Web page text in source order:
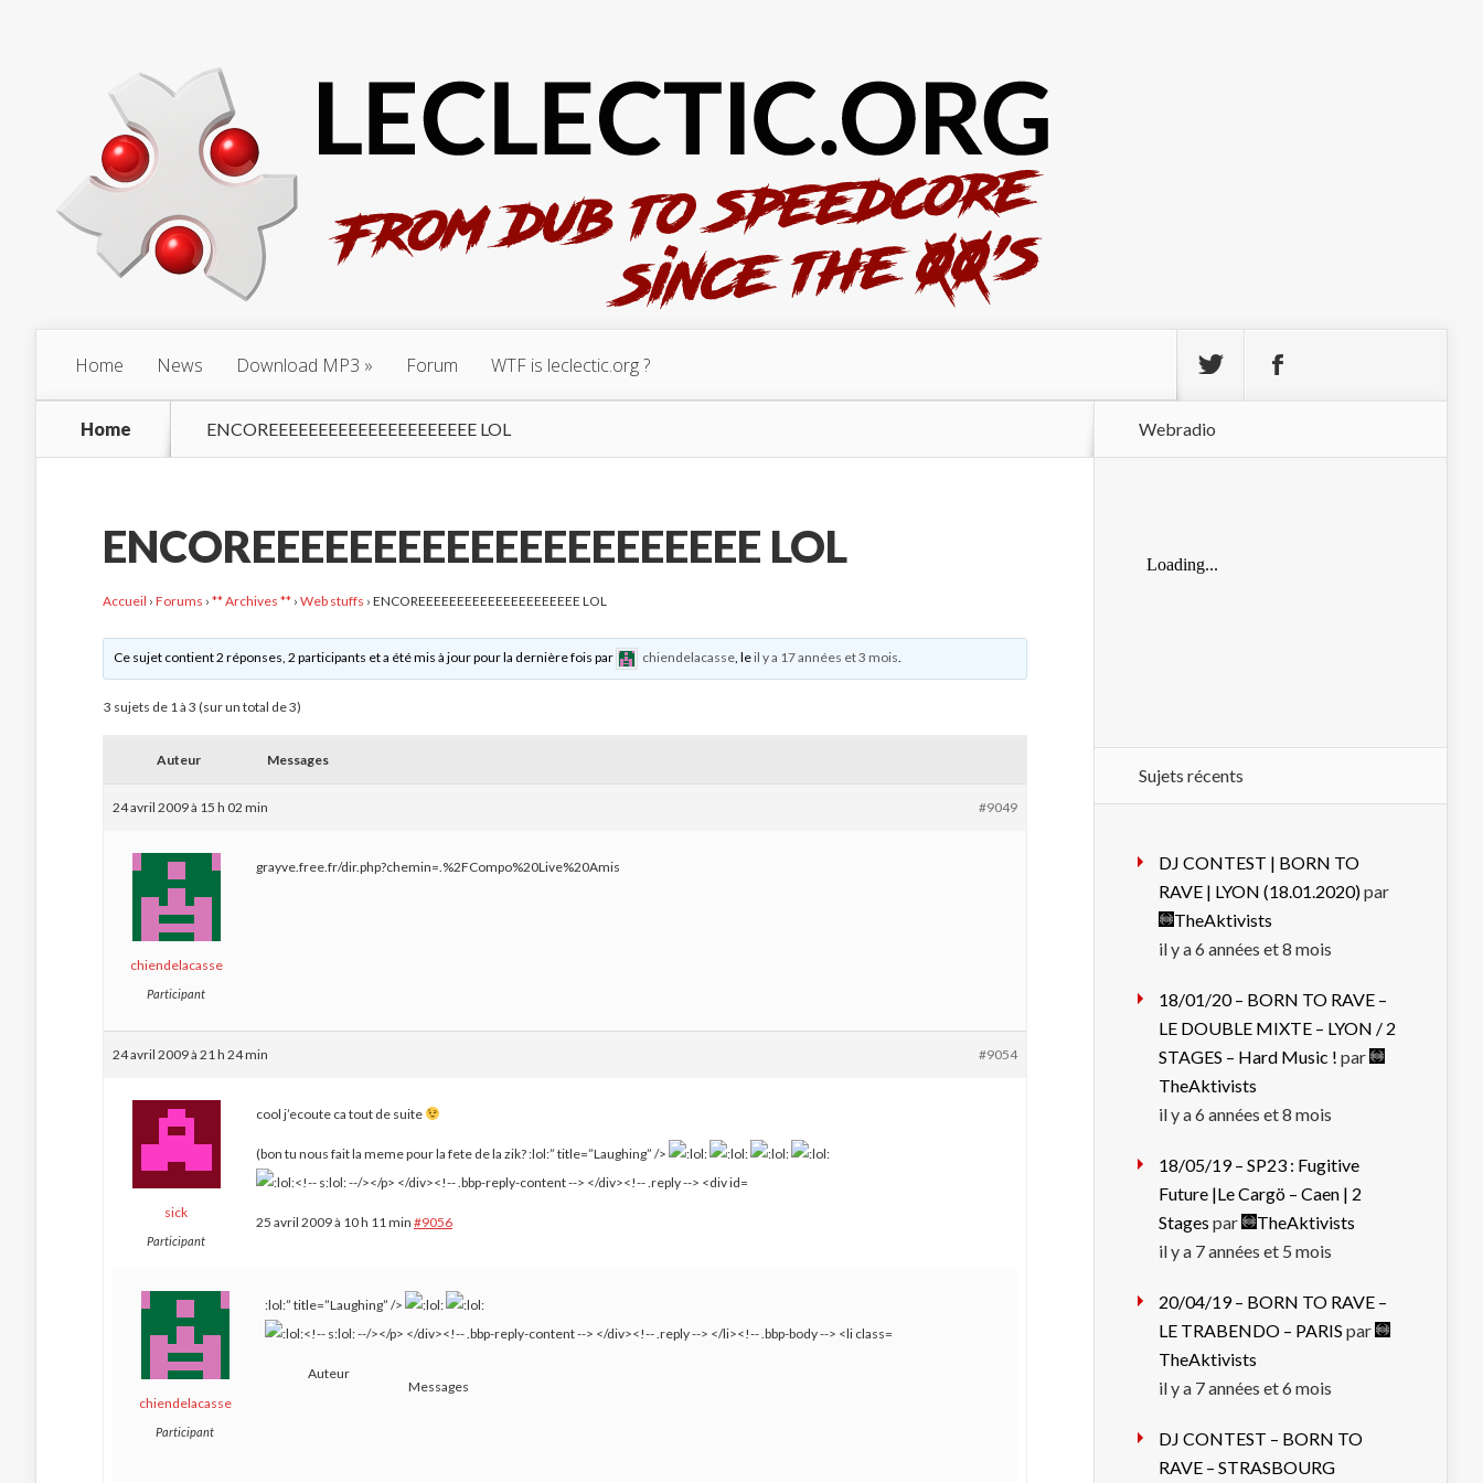
Home News Download MP3 Forum WTF is leclectic.org ?
Home ENCOREEEEEEEEEEEEEEEEEEEEE LOL
ENCOREEEEEEEEEEEEEEEEEEEEE LOL
Accueil › Forums › ** Archives ** › Web stuffs › ENCOREEEEEEEEEEEEEEEEEEEEE LOL
Ce sujet contient 2 réponses, 2 participants et a été mis à jour pour la dernière fois par chiendelacasse, leil y a 17 années et 3 mois.
3 sujets de 1 à 3 (sur un total de 3)
Auteur Messages
24 avril 2009 à 15 h 02 min #9049
chiendelacasse
Participant
grayve.free.fr/dir.php?chemin=.%2FCompo%20Live%20Amis
24 avril 2009 à 21 h 24 min #9054
sick
Participant
cool j’ecoute ca tout de suite
(bon tu nous fait la meme pour la fete de la zik?:lol:” title=”Laughing” />
25 avril 2009 à 10 h 11 min #9056
chiendelacasse
Participant
:lol:” title=”Laughing” />
Auteur
Messages
Webradio
Sujets récents
DJ CONTEST | BORN TO
RAVE | LYON (18.01.2020)par
TheAktivists
il y a 6 années et 8 mois
18/01/20 – BORN TO RAVE –
LE DOUBLE MIXTE – LYON / 2
STAGES – Hard Music ! par
TheAktivists
il y a 6 années et 8 mois
18/05/19 – SP23 : Fugitive
Future |Le Cargö – Caen | 2
Stages par
TheAktivists
il y a 7 années et 5 mois
20/04/19 – BORN TO RAVE –
LE TRABENDO – PARIS par
TheAktivists
il y a 7 années et 6 mois
DJ CONTEST – BORN TO
RAVE – STRASBOURG